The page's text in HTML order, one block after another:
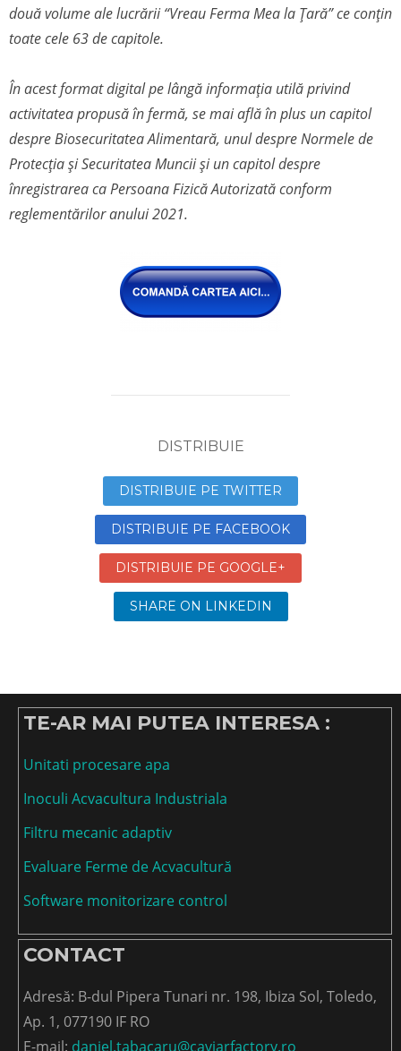
două volume ale lucrării “Vreau Ferma Mea la Țară” ce conțin
toate cele 63 de capitole.
În acest format digital pe lângă informația utilă privind
activitatea propusă în fermă, se mai află în plus un capitol
despre Biosecuritatea Alimentară, unul despre Normele de
Protecția și Securitatea Muncii și un capitol despre
înregistrarea ca Persoana Fizică Autorizată conform
reglementărilor anului 2021.
DISTRIBUIE
DISTRIBUIE PE TWITTER
DISTRIBUIE PE FACEBOOK
DISTRIBUIE PE GOOGLE+
SHARE ON LINKEDIN
TE-AR MAI PUTEA INTERESA :
Unitati procesare apa
Inoculi Acvacultura Industriala
Filtru mecanic adaptiv
Evaluare Ferme de Acvacultură
Software monitorizare control
CONTACT
Adresă: B-dul Pipera Tunari nr. 198, Ibiza Sol, Toledo,
Ap. 1, 077190 IF RO
E-mail: daniel.tabacaru@caviarfactory.ro